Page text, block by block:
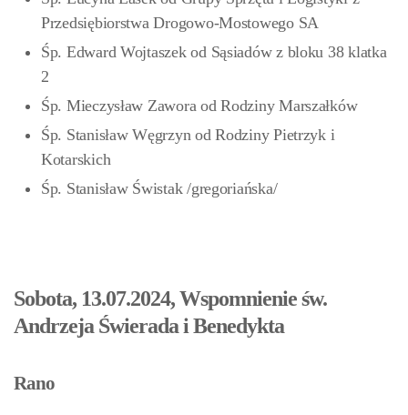
Przedsiębiorstwa Drogowo-Mostowego SA
Śp. Edward Wojtaszek od Sąsiadów z bloku 38 klatka
2
Śp. Mieczysław Zawora od Rodziny Marszałków
Śp. Stanisław Węgrzyn od Rodziny Pietrzyk i
Kotarskich
Śp. Stanisław Świstak /gregoriańska/
Sobota, 13.07.2024, Wspomnienie św.
Andrzeja Świerada i Benedykta
Rano